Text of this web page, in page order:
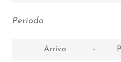
Periodo
-